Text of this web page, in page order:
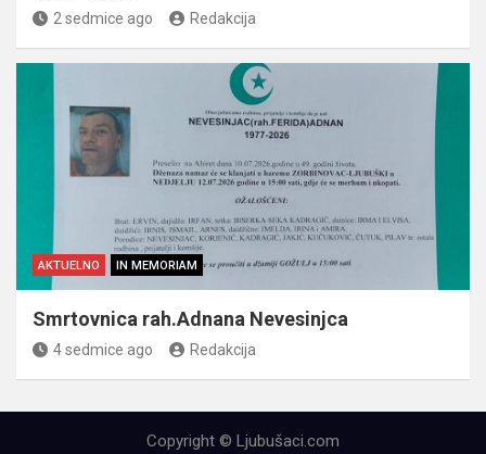
2 sedmice ago Redakcija
AKTUELNO IN MEMORIAM
Smrtovnica rah.Adnana Nevesinjca
4 sedmice ago Redakcija
Copyright © Ljubušaci.com